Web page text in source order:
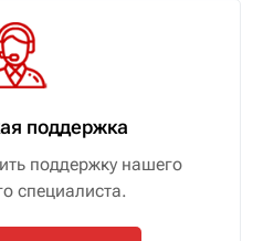
поддержка
поддержку нашего
специалиста.